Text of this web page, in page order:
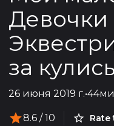
Девочки
за
26 июня 2019 г.•
8.6 / 10 Rate